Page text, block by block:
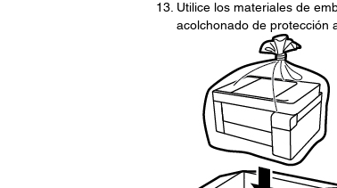
Utilice los materiales de
acolchonado de protección